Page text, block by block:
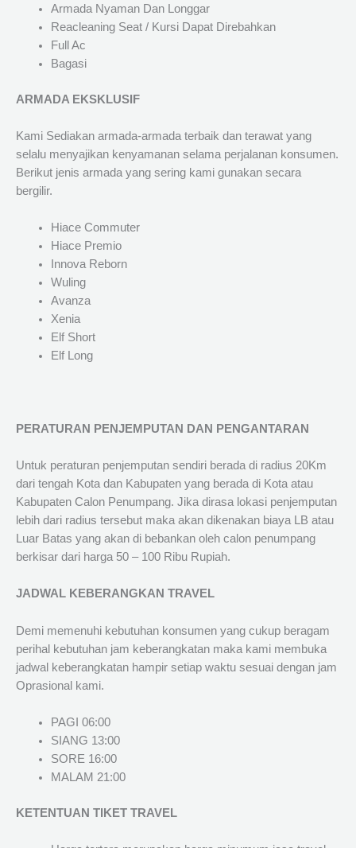
Armada Nyaman Dan Longgar
Reacleaning Seat / Kursi Dapat Direbahkan
Full Ac
Bagasi
ARMADA EKSKLUSIF
Kami Sediakan armada-armada terbaik dan terawat yang
selalu menyajikan kenyamanan selama perjalanan konsumen.
Berikut jenis armada yang sering kami gunakan secara
bergilir.
Hiace Commuter
Hiace Premio
Innova Reborn
Wuling
Avanza
Xenia
Elf Short
Elf Long
PERATURAN PENJEMPUTAN DAN PENGANTARAN
Untuk peraturan penjemputan sendiri berada di radius 20Km
dari tengah Kota dan Kabupaten yang berada di Kota atau
Kabupaten Calon Penumpang. Jika dirasa lokasi penjemputan
lebih dari radius tersebut maka akan dikenakan biaya LB atau
Luar Batas yang akan di bebankan oleh calon penumpang
berkisar dari harga 50 – 100 Ribu Rupiah.
JADWAL KEBERANGKAN TRAVEL
Demi memenuhi kebutuhan konsumen yang cukup beragam
perihal kebutuhan jam keberangkatan maka kami membuka
jadwal keberangkatan hampir setiap waktu sesuai dengan jam
Oprasional kami.
PAGI 06:00
SIANG 13:00
SORE 16:00
MALAM 21:00
KETENTUAN TIKET TRAVEL